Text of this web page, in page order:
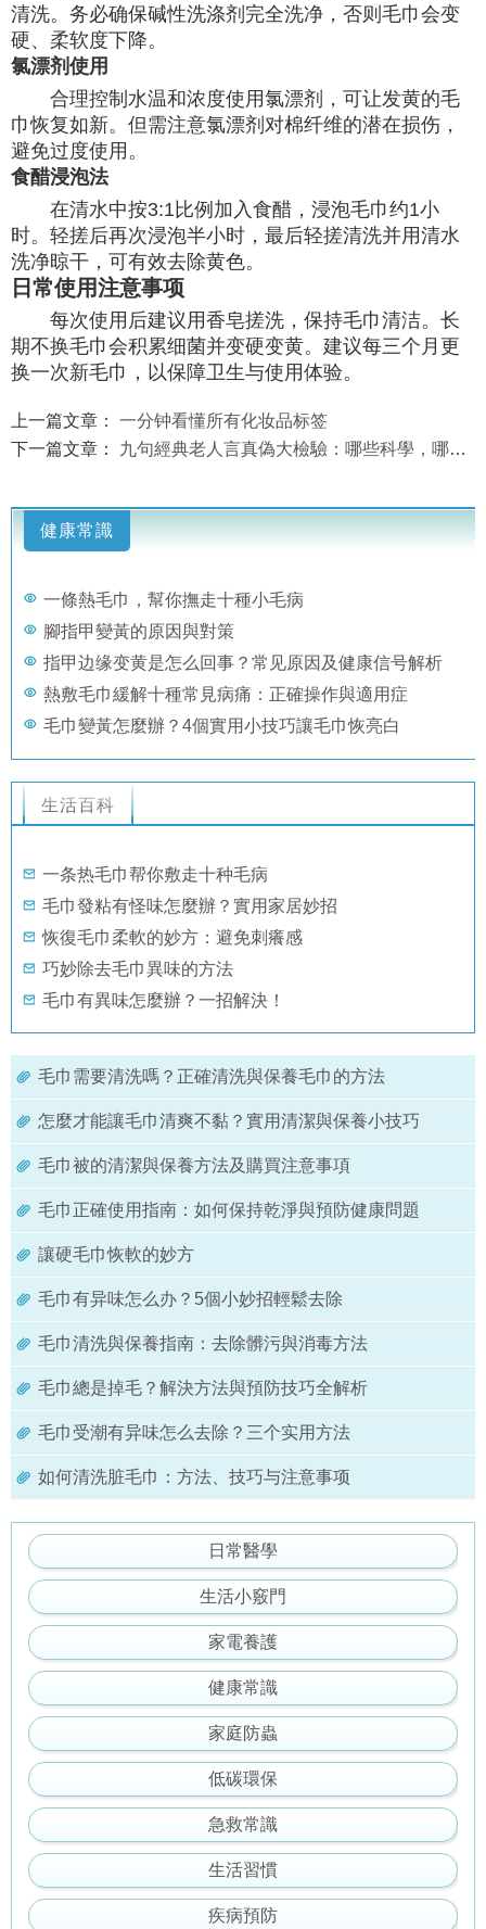
清洗。务必确保碱性洗涤剂完全洗净，否则毛巾会变
硬、柔软度下降。
氯漂剂使用
合理控制水温和浓度使用氯漂剂，可让发黄的毛
巾恢复如新。但需注意氯漂剂对棉纤维的潜在损伤，
避免过度使用。
食醋浸泡法
在清水中按3:1比例加入食醋，浸泡毛巾约1小
时。轻搓后再次浸泡半小时，最后轻搓清洗并用清水
洗净晾干，可有效去除黄色。
日常使用注意事项
每次使用后建议用香皂搓洗，保持毛巾清洁。长
期不换毛巾会积累细菌并变硬变黄。建议每三个月更
换一次新毛巾，以保障卫生与使用体验。
上一篇文章： 一分钟看懂所有化妆品标签
下一篇文章： 九句經典老人言真偽大檢驗：哪些科學，哪些是誤區？
健康常識
一條熱毛巾，幫你撫走十種小毛病
腳指甲變黃的原因與對策
指甲边缘变黄是怎么回事？常见原因及健康信号解析
熱敷毛巾緩解十種常見病痛：正確操作與適用症
毛巾變黃怎麼辦？4個實用小技巧讓毛巾恢亮白
生活百科
一条热毛巾帮你敷走十种毛病
毛巾發粘有怪味怎麼辦？實用家居妙招
恢復毛巾柔軟的妙方：避免刺癢感
巧妙除去毛巾異味的方法
毛巾有異味怎麼辦？一招解決！
毛巾需要清洗嗎？正確清洗與保養毛巾的方法
怎麼才能讓毛巾清爽不黏？實用清潔與保養小技巧
毛巾被的清潔與保養方法及購買注意事項
毛巾正確使用指南：如何保持乾淨與預防健康問題
讓硬毛巾恢軟的妙方
毛巾有异味怎么办？5個小妙招輕鬆去除
毛巾清洗與保養指南：去除髒污與消毒方法
毛巾總是掉毛？解決方法與預防技巧全解析
毛巾受潮有异味怎么去除？三个实用方法
如何清洗脏毛巾：方法、技巧与注意事项
日常醫學
生活小竅門
家電養護
健康常識
家庭防蟲
低碳環保
急救常識
生活習慣
疾病預防